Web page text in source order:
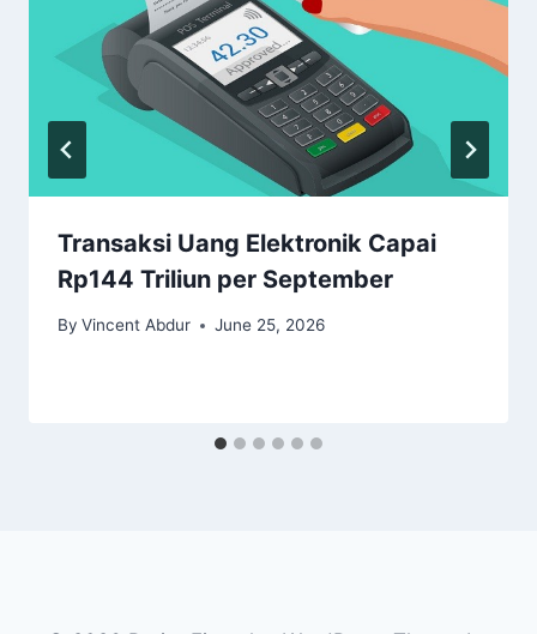
Transaksi Uang Elektronik Capai
Rp144 Triliun per September
By Vincent Abdur June 25, 2026